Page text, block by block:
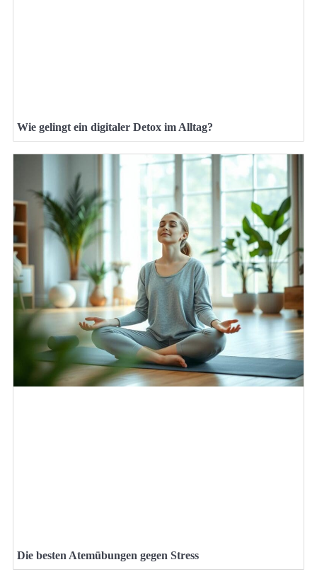
Wie gelingt ein digitaler Detox im Alltag?
Die besten Atemübungen gegen Stress